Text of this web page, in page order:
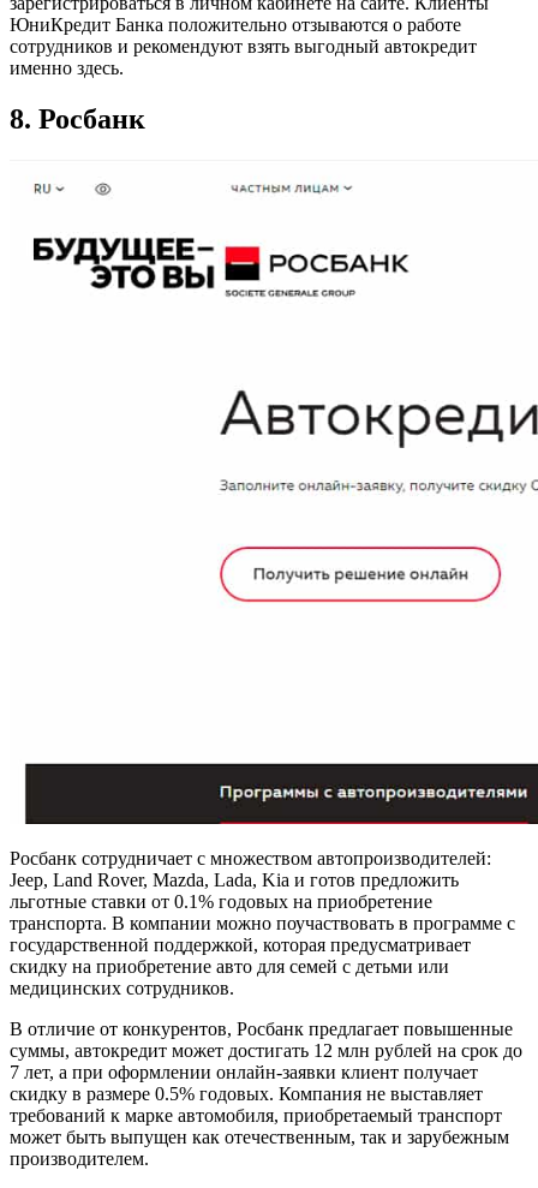
ЮниКредит Банка положительно отзываются о работе
сотрудников и рекомендуют взять выгодный автокредит
именно здесь.
8. Росбанк
Росбанк сотрудничает с множеством автопроизводителей:
Jeep, Land Rover, Mazda, Lada, Kia и готов предложить
льготные ставки от 0.1% годовых на приобретение
транспорта. В компании можно поучаствовать в программе с
государственной поддержкой, которая предусматривает
скидку на приобретение авто для семей с детьми или
медицинских сотрудников.
В отличие от конкурентов, Росбанк предлагает повышенные
суммы, автокредит может достигать 12 млн рублей на срок до
7 лет, а при оформлении онлайн-заявки клиент получает
скидку в размере 0.5% годовых. Компания не выставляет
требований к марке автомобиля, приобретаемый транспорт
может быть выпущен как отечественным, так и зарубежным
производителем.